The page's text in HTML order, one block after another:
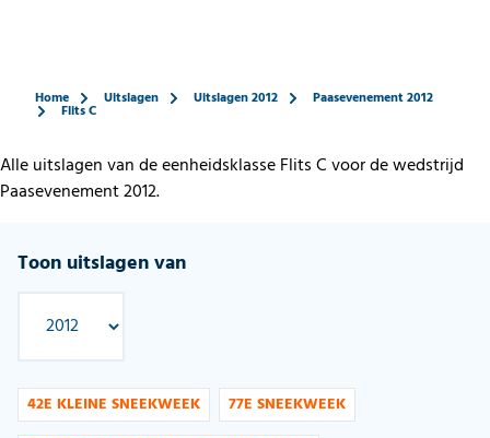
Home Uitslagen Uitslagen 2012 Paasevenement 2012
Flits C
Alle uitslagen van de eenheidsklasse Flits C voor de wedstrijd
Paasevenement 2012.
Toon uitslagen van
42E KLEINE SNEEKWEEK
77E SNEEKWEEK